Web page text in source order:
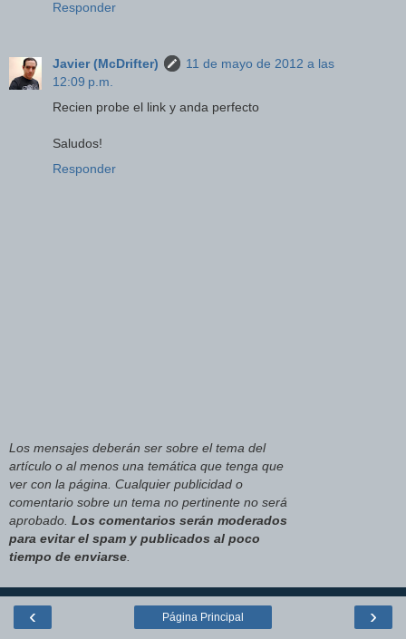
Responder
Javier (McDrifter)
11 de mayo de 2012 a las
12:09 p.m.
Recien probe el link y anda perfecto
Saludos!
Responder
Los mensajes deberán ser sobre el tema del
artículo o al menos una temática que tenga que
ver con la página. Cualquier publicidad o
comentario sobre un tema no pertinente no será
aprobado. Los comentarios serán moderados
para evitar el spam y publicados al poco
tiempo de enviarse
‹ ›
Página Principal